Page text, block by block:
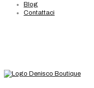
Blog
Contattaci